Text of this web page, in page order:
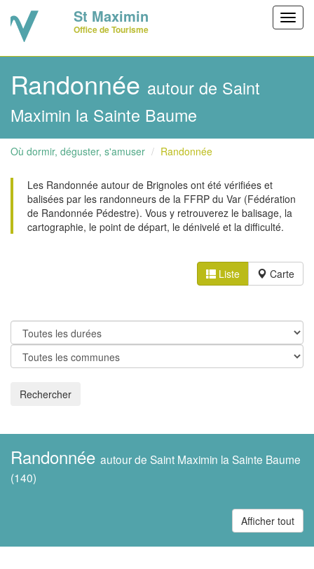
St Maximin
Office de Tourisme
Randonnée autour de Saint
Maximin la Sainte Baume
Où dormir, déguster, s'amuser Randonnée
Les Randonnée autour de Brignoles ont été vérifiées et
balisées par les randonneurs de la FFRP du Var (Fédération
de Randonnée Pédestre). Vous y retrouverez le balisage, la
cartographie, le point de départ, le dénivelé et la difficulté.
Liste Carte
Rechercher
Randonnée autour de Saint Maximin la Sainte Baume
(140)
Afficher tout